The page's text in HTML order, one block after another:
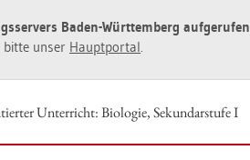
Baden-Würt­tem­berg
bitte unser Haupt­por­tal.
Un­ter­richt: Bio­lo­gie, Se­kun­dar­stu­fe I